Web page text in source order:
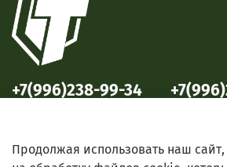
+7(996)238-99-34
Продолжая использовать наш сайт,